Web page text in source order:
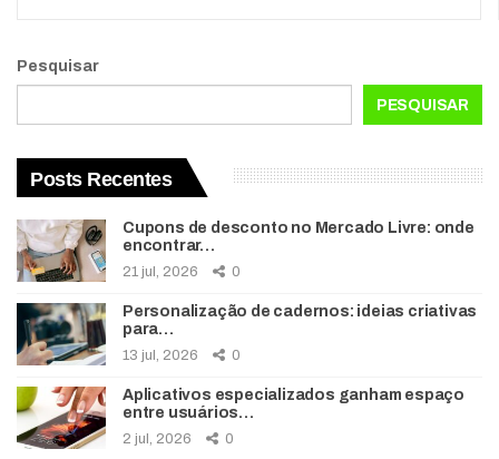
Pesquisar
PESQUISAR
Posts Recentes
Cupons de desconto no Mercado Livre: onde
encontrar…
21 jul, 2026 0
Personalização de cadernos: ideias criativas
para…
13 jul, 2026 0
Aplicativos especializados ganham espaço
entre usuários…
2 jul, 2026 0